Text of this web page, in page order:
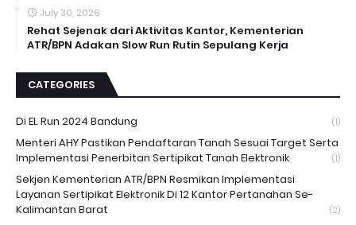
July 30, 2026
Rehat Sejenak dari Aktivitas Kantor, Kementerian
ATR/BPN Adakan Slow Run Rutin Sepulang Kerja
CATEGORIES
Di EL Run 2024 Bandung (1)
Menteri AHY Pastikan Pendaftaran Tanah Sesuai Target Serta
Implementasi Penerbitan Sertipikat Tanah Elektronik
(1)
Sekjen Kementerian ATR/BPN Resmikan Implementasi
Layanan Sertipikat Elektronik Di 12 Kantor Pertanahan Se-
Kalimantan Barat
(2)